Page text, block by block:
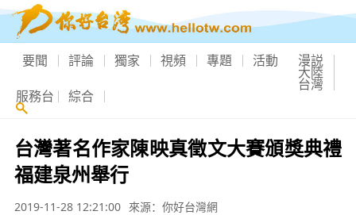
要聞 評論 獨家 視頻 專題 活動 漫説
大陸
台灣
服務台 綜合
台灣著名作家陳映真徵文大賽頒獎典禮
福建泉州舉行
2019-11-28 12:21:00 來源：你好台灣網